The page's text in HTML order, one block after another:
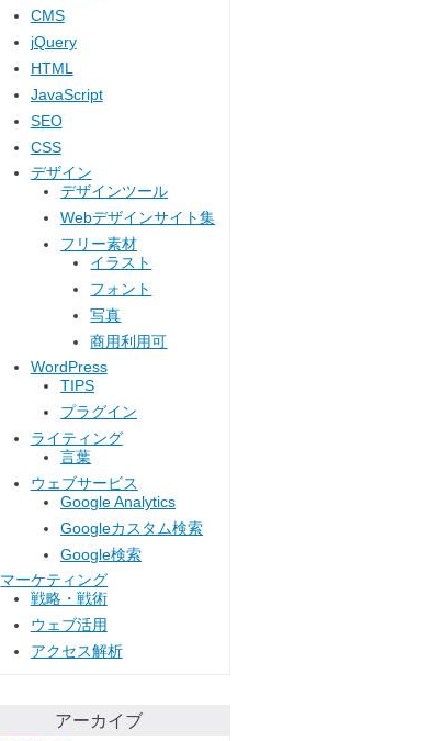
CMS
jQuery
HTML
JavaScript
SEO
CSS
デザイン
デザインツール
Webデザインサイト集
フリー素材
イラスト
フォント
写真
商用利用可
WordPress
TIPS
プラグイン
ライティング
言葉
ウェブサービス
Google Analytics
Googleカスタム検索
Google検索
マーケティング
戦略・戦術
ウェブ活用
アクセス解析
アーカイブ